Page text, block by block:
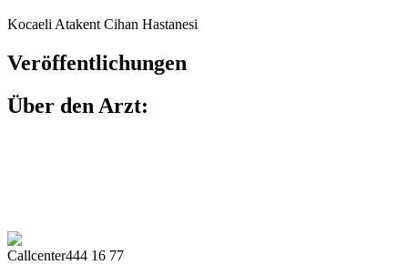
Kocaeli Atakent Cihan Hastanesi
Veröffentlichungen
Über den Arzt:
Callcenter444 16 77